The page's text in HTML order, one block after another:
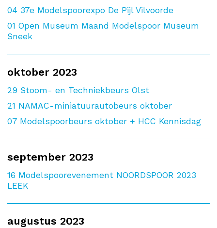
04 37e Modelspoorexpo De Pijl Vilvoorde
01 Open Museum Maand Modelspoor Museum
Sneek
oktober 2023
29 Stoom- en Techniekbeurs Olst
21 NAMAC-miniatuurautobeurs oktober
07 Modelspoorbeurs oktober + HCC Kennisdag
september 2023
16 Modelspoorevenement NOORDSPOOR 2023
LEEK
augustus 2023